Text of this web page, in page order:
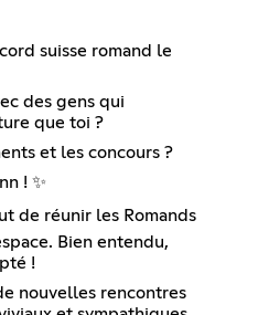
suisse romand le
des gens qui
que toi ?
et les concours ?
! ✨
de réunir les Romands
Bien entendu,
!
nouvelles rencontres